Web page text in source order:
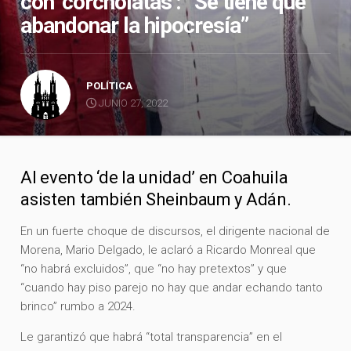
abandonar la hipocresía”
POLÍTICA
JUNIO 27, 2022
Al evento ‘de la unidad’ en Coahuila
asisten también Sheinbaum y Adán.
En un fuerte choque de discursos, el dirigente nacional de
Morena, Mario Delgado, le aclaró a Ricardo Monreal que
“no habrá excluidos”, que “no hay pretextos” y que
“cuando hay piso parejo no hay que andar echando tanto
brinco” rumbo a 2024.
Le garantizó que habrá “total transparencia” en el